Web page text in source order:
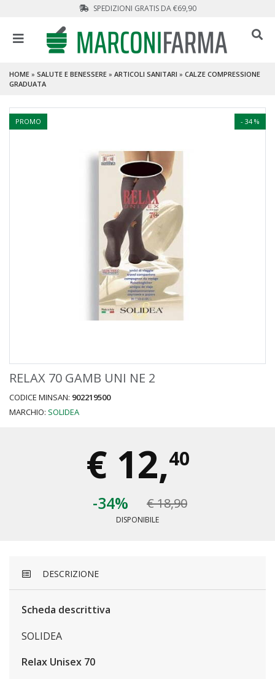
SPEDIZIONI GRATIS DA €69,90
HOME » SALUTE E BENESSERE » ARTICOLI SANITARI » CALZE COMPRESSIONE
GRADUATA
- 34 %
PROMO
RELAX 70 GAMB UNI NE 2
CODICE MINSAN: 902219500
MARCHIO: SOLIDEA
€ 12,40
-34% € 18,90
DISPONIBILE
DESCRIZIONE
Scheda descrittiva
SOLIDEA
Relax Unisex 70